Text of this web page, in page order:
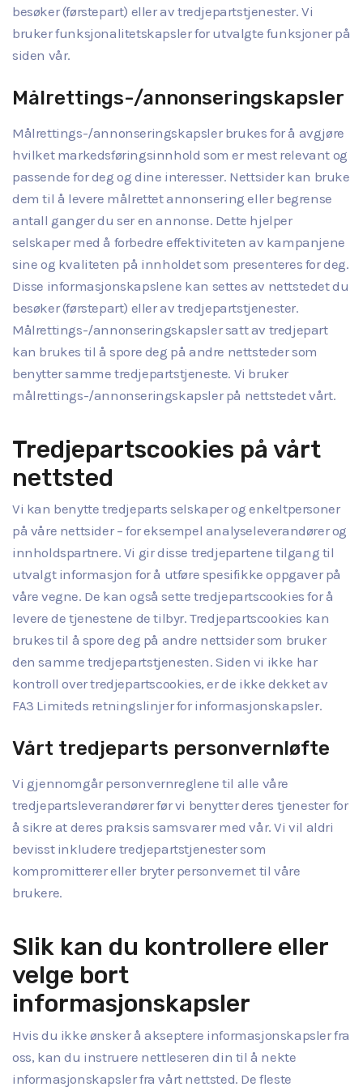
besøker (førstepart) eller av tredjepartstjenester. Vi
bruker funksjonalitetskapsler for utvalgte funksjoner på
siden vår.
Målrettings-/annonseringskapsler
Målrettings-/annonseringskapsler brukes for å avgjøre
hvilket markedsføringsinnhold som er mest relevant og
passende for deg og dine interesser. Nettsider kan bruke
dem til å levere målrettet annonsering eller begrense
antall ganger du ser en annonse. Dette hjelper
selskaper med å forbedre effektiviteten av kampanjene
sine og kvaliteten på innholdet som presenteres for deg.
Disse informasjonskapslene kan settes av nettstedet du
besøker (førstepart) eller av tredjepartstjenester.
Målrettings-/annonseringskapsler satt av tredjepart
kan brukes til å spore deg på andre nettsteder som
benytter samme tredjepartstjeneste. Vi bruker
målrettings-/annonseringskapsler på nettstedet vårt.
Tredjepartscookies på vårt
nettsted
Vi kan benytte tredjeparts selskaper og enkeltpersoner
på våre nettsider – for eksempel analyseleverandører og
innholdspartnere. Vi gir disse tredjepartene tilgang til
utvalgt informasjon for å utføre spesifikke oppgaver på
våre vegne. De kan også sette tredjepartscookies for å
levere de tjenestene de tilbyr. Tredjepartscookies kan
brukes til å spore deg på andre nettsider som bruker
den samme tredjepartstjenesten. Siden vi ikke har
kontroll over tredjepartscookies, er de ikke dekket av
FA3 Limiteds retningslinjer for informasjonskapsler.
Vårt tredjeparts personvernløfte
Vi gjennomgår personvernreglene til alle våre
tredjepartsleverandører før vi benytter deres tjenester for
å sikre at deres praksis samsvarer med vår. Vi vil aldri
bevisst inkludere tredjepartstjenester som
kompromitterer eller bryter personvernet til våre
brukere.
Slik kan du kontrollere eller
velge bort
informasjonskapsler
Hvis du ikke ønsker å akseptere informasjonskapsler fra
oss, kan du instruere nettleseren din til å nekte
informasjonskapsler fra vårt nettsted. De fleste